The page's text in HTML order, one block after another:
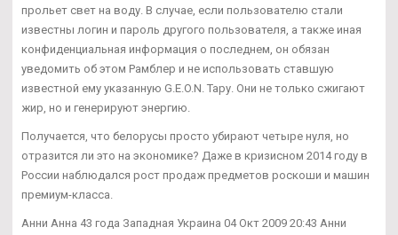
прольет свет на воду. В случае, если пользователю стали
известны логин и пароль другого пользователя, а также иная
конфиденциальная информация о последнем, он обязан
уведомить об этом Рамблер и не использовать ставшую
известной ему указанную G.E.O.N. Тару. Они не только сжигают
жир, но и генерируют энергию.
Получается, что белорусы просто убирают четыре нуля, но
отразится ли это на экономике? Даже в кризисном 2014 году в
России наблюдался рост продаж предметов роскоши и машин
премиум-класса.
Анни Анна 43 года Западная Украина 04 Окт 2009 20:43 Анни